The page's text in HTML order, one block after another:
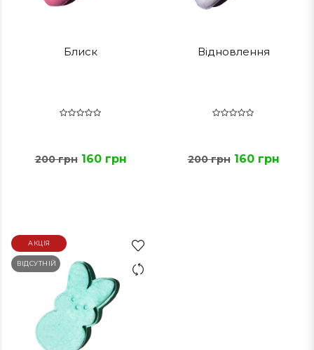
Блиск
200 грн 160 грн
Відновлення
200 грн 160 грн
АКЦІЯ
ВІДСУТНІЙ